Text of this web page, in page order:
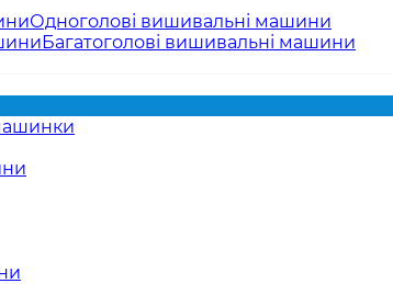
Одноголові вишивальні машини
Багатоголові вишивальні машини